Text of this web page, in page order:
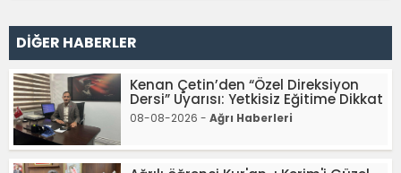
DİĞER HABERLER
Kenan Çetin’den “Özel Direksiyon
Dersi” Uyarısı: Yetkisiz Eğitime Dikkat
08-08-2026 - Ağrı Haberleri